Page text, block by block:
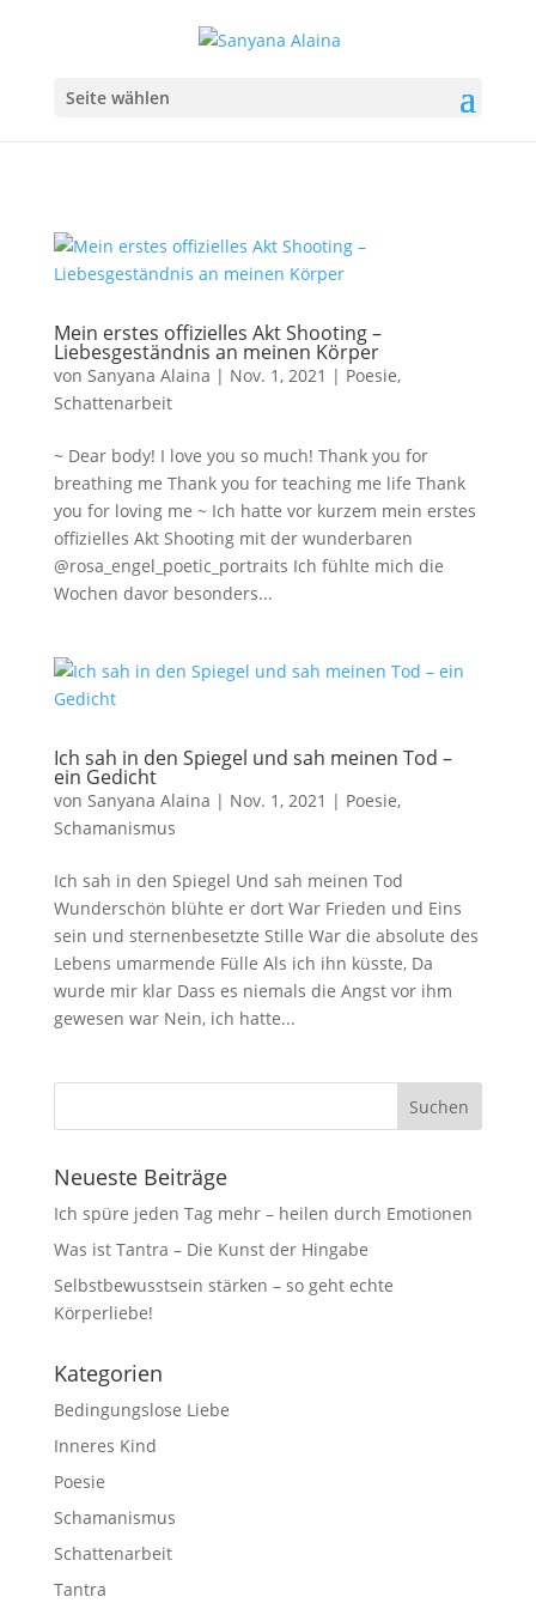
Seite wählen
Mein erstes offizielles Akt Shooting –
Liebesgeständnis an meinen Körper
von Sanyana Alaina | Nov. 1, 2021 | Poesie,
Schattenarbeit
~ Dear body! I love you so much! Thank you for
breathing me Thank you for teaching me life Thank
you for loving me ~ Ich hatte vor kurzem mein erstes
offizielles Akt Shooting mit der wunderbaren
@rosa_engel_poetic_portraits Ich fühlte mich die
Wochen davor besonders...
Ich sah in den Spiegel und sah meinen Tod –
ein Gedicht
von Sanyana Alaina | Nov. 1, 2021 | Poesie,
Schamanismus
Ich sah in den Spiegel Und sah meinen Tod
Wunderschön blühte er dort War Frieden und Eins
sein und sternenbesetzte Stille War die absolute des
Lebens umarmende Fülle Als ich ihn küsste, Da
wurde mir klar Dass es niemals die Angst vor ihm
gewesen war Nein, ich hatte...
Neueste Beiträge
Ich spüre jeden Tag mehr – heilen durch Emotionen
Was ist Tantra – Die Kunst der Hingabe
Selbstbewusstsein stärken – so geht echte
Körperliebe!
Kategorien
Bedingungslose Liebe
Inneres Kind
Poesie
Schamanismus
Schattenarbeit
Tantra